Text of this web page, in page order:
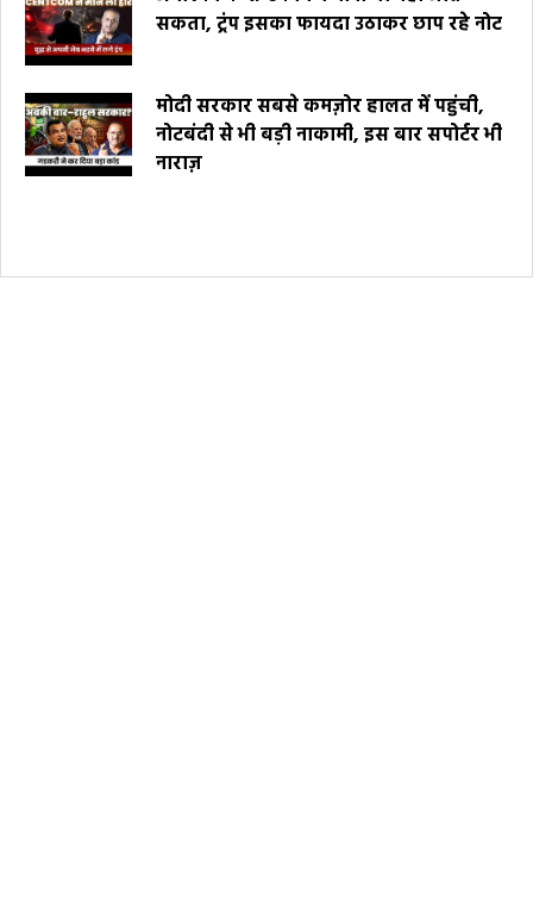
सकता, ट्रंप इसका फायदा उठाकर छाप रहे नोट
मोदी सरकार सबसे कमज़ोर हालत में पहुंची,
नोटबंदी से भी बड़ी नाकामी, इस बार सपोर्टर भी
नाराज़